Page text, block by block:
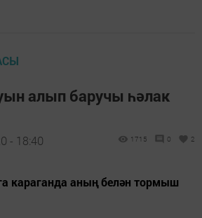
алып баручы һәлак
- 18:40 1715 0 2
караганда аның белән тормыш